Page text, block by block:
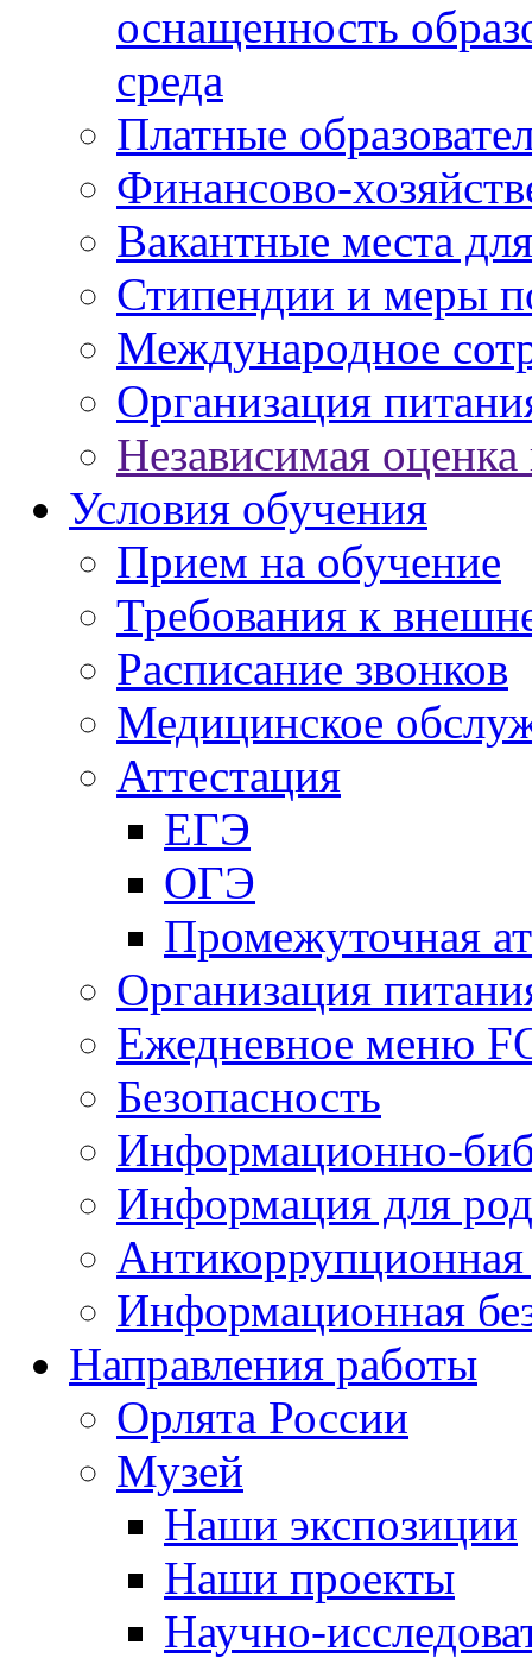
оснащенность
среда
Платные
Финансово-
Вакантные места
Стипендии и меры
Международное
Организация
Независимая оценка
Условия обучения
Прием на обучение
Требования к
Расписание звонков
Медицинское
Аттестация
ЕГЭ
ОГЭ
Промежуточная
Организация
Ежедневное меню
Безопасность
Информационно-
Информация для
Антикоррупционная
Информационная
Направления работы
Орлята России
Музей
Наши экспозиции
Наши проекты
Научно-